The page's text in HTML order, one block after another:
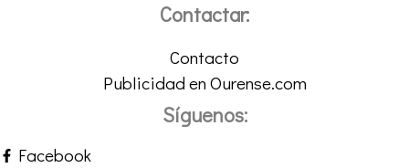
Contactar:
Contacto
Publicidad en Ourense.com
Síguenos:
Facebook